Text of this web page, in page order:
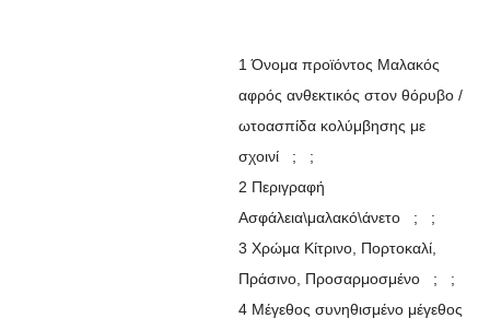
1 Όνομα προϊόντος Μαλακός
αφρός ανθεκτικός στον θόρυβο /
ωτοασπίδα κολύμβησης με
σχοινί ; ;
2 Περιγραφή
Ασφάλεια\μαλακό\άνετο ; ;
3 Χρώμα Κίτρινο, Πορτοκαλί,
Πράσινο, Προσαρμοσμένο ; ;
4 Μέγεθος συνηθισμένο μέγεθος